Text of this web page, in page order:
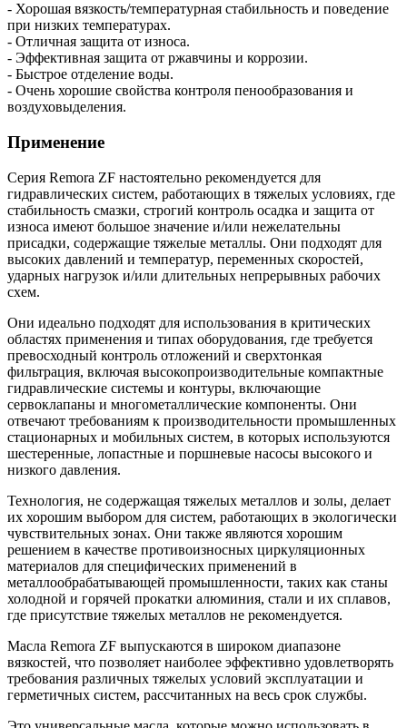
- Хорошая вязкость/температурная стабильность и поведение
при низких температурах.
- Отличная защита от износа.
- Эффективная защита от ржавчины и коррозии.
- Быстрое отделение воды.
- Очень хорошие свойства контроля пенообразования и
воздуховыделения.
Применение
Серия Remora ZF настоятельно рекомендуется для
гидравлических систем, работающих в тяжелых условиях, где
стабильность смазки, строгий контроль осадка и защита от
износа имеют большое значение и/или нежелательны
присадки, содержащие тяжелые металлы. Они подходят для
высоких давлений и температур, переменных скоростей,
ударных нагрузок и/или длительных непрерывных рабочих
схем.
Они идеально подходят для использования в критических
областях применения и типах оборудования, где требуется
превосходный контроль отложений и сверхтонкая
фильтрация, включая высокопроизводительные компактные
гидравлические системы и контуры, включающие
сервоклапаны и многометаллические компоненты. Они
отвечают требованиям к производительности промышленных
стационарных и мобильных систем, в которых используются
шестеренные, лопастные и поршневые насосы высокого и
низкого давления.
Технология, не содержащая тяжелых металлов и золы, делает
их хорошим выбором для систем, работающих в экологически
чувствительных зонах. Они также являются хорошим
решением в качестве противоизносных циркуляционных
материалов для специфических применений в
металлообрабатывающей промышленности, таких как станы
холодной и горячей прокатки алюминия, стали и их сплавов,
где присутствие тяжелых металлов не рекомендуется.
Масла Remora ZF выпускаются в широком диапазоне
вязкостей, что позволяет наиболее эффективно удовлетворять
требования различных тяжелых условий эксплуатации и
герметичных систем, рассчитанных на весь срок службы.